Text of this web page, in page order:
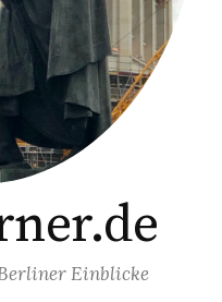
Einblicke